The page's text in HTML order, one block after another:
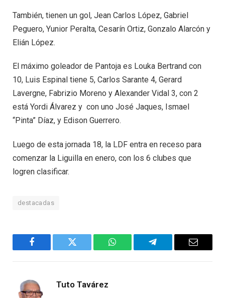
También, tienen un gol, Jean Carlos López, Gabriel
Peguero, Yunior Peralta, Cesarín Ortiz, Gonzalo Alarcón y
Elián López.
El máximo goleador de Pantoja es Louka Bertrand con
10, Luis Espinal tiene 5, Carlos Sarante 4, Gerard
Lavergne, Fabrizio Moreno y Alexander Vidal 3, con 2
está Yordi Álvarez y con uno José Jaques, Ismael
“Pinta” Díaz, y Edison Guerrero.
Luego de esta jornada 18, la LDF entra en receso para
comenzar la Liguilla en enero, con los 6 clubes que
logren clasificar.
destacadas
Facebook Twitter WhatsAppTelegram Email
Tuto Tavárez